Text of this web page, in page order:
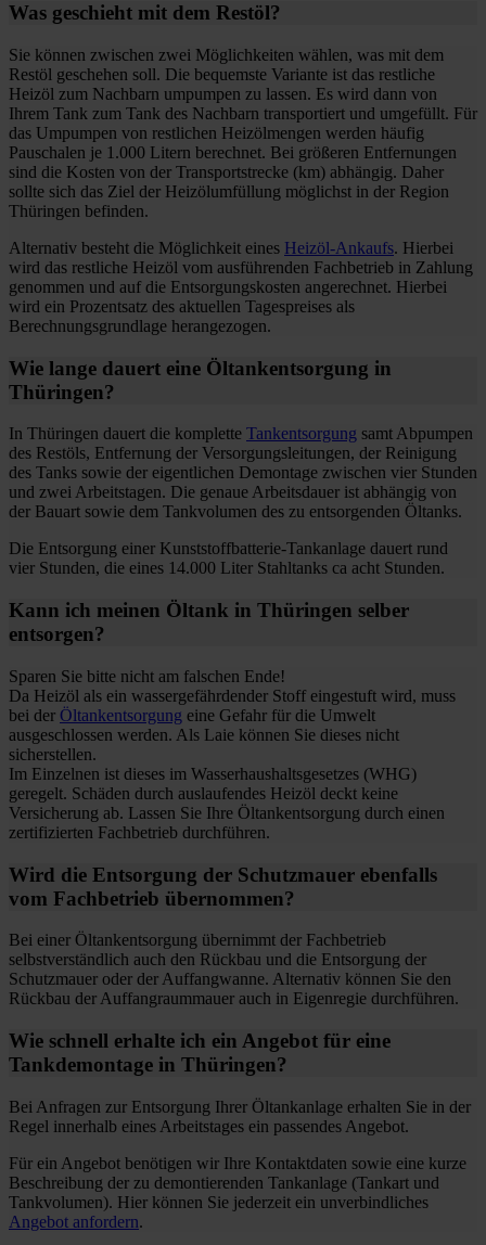
Was geschieht mit dem Restöl?
Sie können zwischen zwei Möglichkeiten wählen, was mit dem
Restöl geschehen soll. Die bequemste Variante ist das restliche
Heizöl zum Nachbarn umpumpen zu lassen. Es wird dann von
Ihrem Tank zum Tank des Nachbarn transportiert und umgefüllt. Für
das Umpumpen von restlichen Heizölmengen werden häufig
Pauschalen je 1.000 Litern berechnet. Bei größeren Entfernungen
sind die Kosten von der Transportstrecke (km) abhängig. Daher
sollte sich das Ziel der Heizölumfüllung möglichst in der Region
Thüringen befinden.
Alternativ besteht die Möglichkeit eines Heizöl-Ankaufs. Hierbei
wird das restliche Heizöl vom ausführenden Fachbetrieb in Zahlung
genommen und auf die Entsorgungskosten angerechnet. Hierbei
wird ein Prozentsatz des aktuellen Tagespreises als
Berechnungsgrundlage herangezogen.
Wie lange dauert eine Öltankentsorgung in
Thüringen?
In Thüringen dauert die komplette Tankentsorgung samt Abpumpen
des Restöls, Entfernung der Versorgungsleitungen, der Reinigung
des Tanks sowie der eigentlichen Demontage zwischen vier Stunden
und zwei Arbeitstagen. Die genaue Arbeitsdauer ist abhängig von
der Bauart sowie dem Tankvolumen des zu entsorgenden Öltanks.
Die Entsorgung einer Kunststoffbatterie-Tankanlage dauert rund
vier Stunden, die eines 14.000 Liter Stahltanks ca acht Stunden.
Kann ich meinen Öltank in Thüringen selber
entsorgen?
Sparen Sie bitte nicht am falschen Ende!
Da Heizöl als ein wassergefährdender Stoff eingestuft wird, muss
bei der Öltankentsorgung eine Gefahr für die Umwelt
ausgeschlossen werden. Als Laie können Sie dieses nicht
sicherstellen.
Im Einzelnen ist dieses im Wasserhaushaltsgesetzes (WHG)
geregelt. Schäden durch auslaufendes Heizöl deckt keine
Versicherung ab. Lassen Sie Ihre Öltankentsorgung durch einen
zertifizierten Fachbetrieb durchführen.
Wird die Entsorgung der Schutzmauer ebenfalls
vom Fachbetrieb übernommen?
Bei einer Öltankentsorgung übernimmt der Fachbetrieb
selbstverständlich auch den Rückbau und die Entsorgung der
Schutzmauer oder der Auffangwanne. Alternativ können Sie den
Rückbau der Auffangraummauer auch in Eigenregie durchführen.
Wie schnell erhalte ich ein Angebot für eine
Tankdemontage in Thüringen?
Bei Anfragen zur Entsorgung Ihrer Öltankanlage erhalten Sie in der
Regel innerhalb eines Arbeitstages ein passendes Angebot.
Für ein Angebot benötigen wir Ihre Kontaktdaten sowie eine kurze
Beschreibung der zu demontierenden Tankanlage (Tankart und
Tankvolumen). Hier können Sie jederzeit ein unverbindliches
Angebot anfordern.